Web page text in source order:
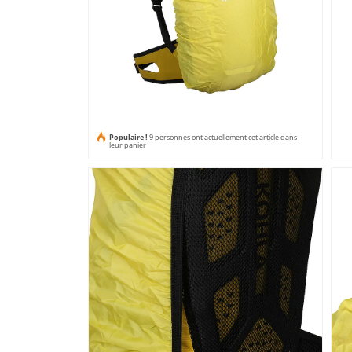
Populaire ! 9 personnes ont actuellement cet article dans
leur panier